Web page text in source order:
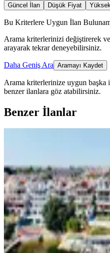
Güncel İlan
Düşük Fiyat
Bu Kriterlere Uygun İlan
Arama kriterlerinizi değiştirerek
arayarak tekrar deneyebilirsiniz.
Daha Geniş Ara Aramayı Kaydet
Arama kriterlerinize uygun başka
benzer ilanlara göz atabilirsiniz.
Benzer İlanlar
Silivri,
4+1·250 m²·
17.000.000 ₺